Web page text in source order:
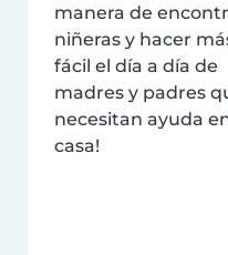
manera de
niñeras y hacer
fácil el día a día de
madres y padres
necesitan ayuda
casa!